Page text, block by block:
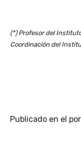
(*) Profesor del
Coordinación del
Publicado en el